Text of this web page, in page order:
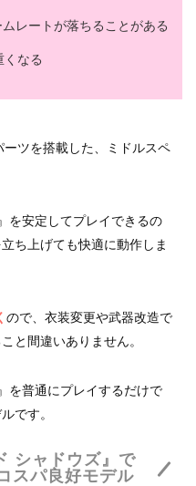
レートが落ちることがある
くなる
ツを搭載した、ミドルスペ
を安定してプレイできるの
ち上げても快適に動作しま
ので、衣装変更や武器改造で
と間違いありません。
を普通にプレイするだけで
です。
シャドウズ』で
スパ良好モデル